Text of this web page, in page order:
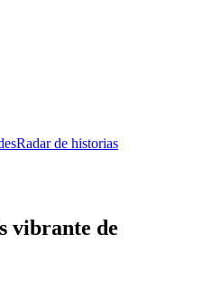
Radar de historias
vibrante de